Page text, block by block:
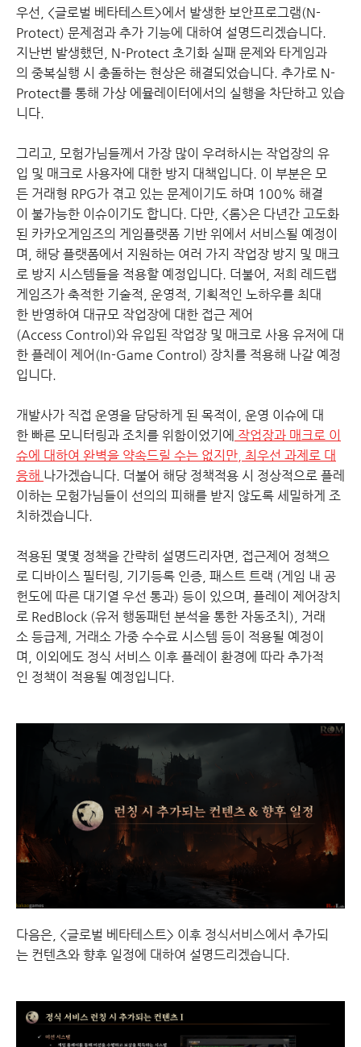
우선, <글로벌 베타테스트>에서 발생한 보안프로그램(N-
Protect) 문제점과 추가 기능에 대하여 설명드리겠습니다.
지난번 발생했던, N-Protect 초기화 실패 문제와 타게임과
의 중복실행 시 충돌하는 현상은 해결되었습니다. 추가로 N-
Protect를 통해 가상 에뮬레이터에서의 실행을 차단하고 있습
니다.
그리고, 모험가님들께서 가장 많이 우려하시는 작업장의 유
입 및 매크로 사용자에 대한 방지 대책입니다. 이 부분은 모
든 거래형 RPG가 겪고 있는 문제이기도 하며 100% 해결
이 불가능한 이슈이기도 합니다. 다만, <롬>은 다년간 고도화
된 카카오게임즈의 게임플랫폼 기반 위에서 서비스될 예정이
며, 해당 플랫폼에서 지원하는 여러 가지 작업장 방지 및 매크
로 방지 시스템들을 적용할 예정입니다. 더불어, 저희 레드랩
게임즈가 축적한 기술적, 운영적, 기획적인 노하우를 최대
한 반영하여 대규모 작업장에 대한 접근 제어
(Access Control)와 유입된 작업장 및 매크로 사용 유저에 대
한 플레이 제어(In-Game Control) 장치를 적용해 나갈 예정
입니다.
개발사가 직접 운영을 담당하게 된 목적이, 운영 이슈에 대
한 빠른 모니터링과 조치를 위함이었기에 작업장과 매크로 이
슈에 대하여 완벽을 약속드릴 수는 없지만, 최우선 과제로 대
응해 나가겠습니다. 더불어 해당 정책적용 시 정상적으로 플레
이하는 모험가님들이 선의의 피해를 받지 않도록 세밀하게 조
치하겠습니다.
적용된 몇몇 정책을 간략히 설명드리자면, 접근제어 정책으
로 디바이스 필터링, 기기등록 인증, 패스트 트랙 (게임 내 공
헌도에 따른 대기열 우선 통과) 등이 있으며, 플레이 제어장치
로 RedBlock (유저 행동패턴 분석을 통한 자동조치), 거래
소 등급제, 거래소 가중 수수료 시스템 등이 적용될 예정이
며, 이외에도 정식 서비스 이후 플레이 환경에 따라 추가적
인 정책이 적용될 예정입니다.
다음은, <글로벌 베타테스트> 이후 정식서비스에서 추가되
는 컨텐츠와 향후 일정에 대하여 설명드리겠습니다.